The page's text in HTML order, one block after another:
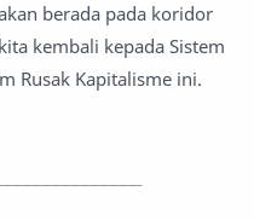
berada pada koridor
kembali kepada Sistem
Rusak Kapitalisme ini.